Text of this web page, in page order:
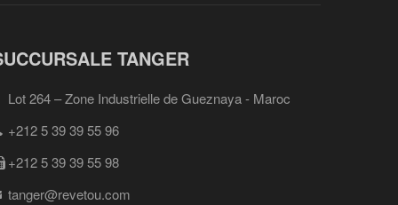
TANGER
Lot 264 – Zone Industrielle de Gueznaya - Maroc
+212 5 39 39 55 96
+212 5 39 39 55 98
tanger@revetou.com